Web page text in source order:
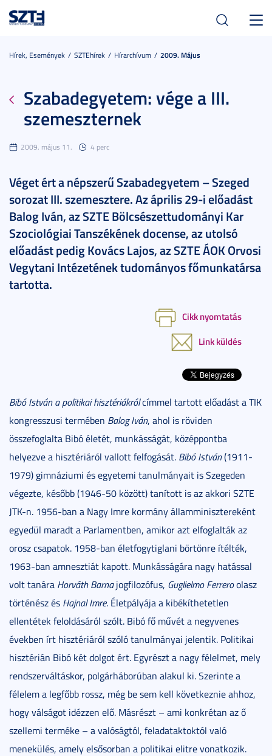
Hírek, Események SZTEhírek Hírarchívum 2009. Május
Szabadegyetem: vége a III.
szemeszternek
2009. május 11. 4 perc
Véget ért a népszerű Szabadegyetem – Szeged
sorozat III. szemesztere. Az április 29-i előadást
Balog Iván, az SZTE Bölcsészettudományi Kar
Szociológiai Tanszékének docense, az utolsó
előadást pedig Kovács Lajos, az SZTE ÁOK Orvosi
Vegytani Intézetének tudományos főmunkatársa
tartotta.
Cikk nyomtatás
Link küldés
Bibó István a politikai hisztériákrólcímmel tartott előadást a TIK
kongresszusi termében Balog Iván, ahol is röviden
összefoglalta Bibó életét, munkásságát, középpontba
helyezve a hisztériáról vallott felfogását. Bibó István(1911-
1979) gimnáziumi és egyetemi tanulmányait is Szegeden
végezte, később (1946-50 között) tanított is az akkori SZTE
JTK-n. 1956-ban a Nagy Imre kormány államminisztereként
egyedül maradt a Parlamentben, amikor azt elfoglalták az
orosz csapatok. 1958-ban életfogytiglani börtönre ítélték,
1963-ban amnesztiát kapott. Munkásságára nagy hatással
volt tanára Horváth Barnajogfilozófus, Guglielmo Ferreroolasz
történész és Hajnal Imre. Életpályája a kibékíthetetlen
ellentétek feloldásáról szólt. Bibó fő művét a negyvenes
években írt hisztériáról szóló tanulmányai jelentik. Politikai
hisztérián Bibó két dolgot ért. Egyrészt a nagy félelmet, mely
rendszerváltáskor, polgárháborúban alakul ki. Szerinte a
félelem a legfőbb rossz, még be sem kell következnie ahhoz,
hogy válságot idézzen elő. Másrészt – ami konkrétan az ő
szellemi terméke – a valóságtól, feladataktoktól való
menekülés, amely elsősorban a politikai elitre vonatkozik.